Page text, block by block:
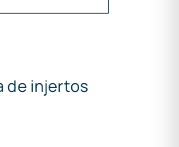
de injertos